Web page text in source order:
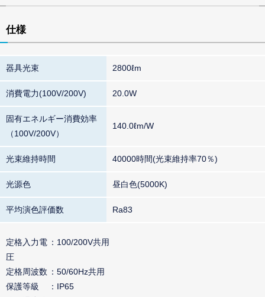
仕様
器具光束 2800ℓm
消費電力(100V/200V) 20.0W
固有エネルギー消費効率
（100V/200V）
140.0ℓm/W
光束維持時間 40000時間(光束維持率70％)
光源色 昼白色(5000K)
平均演色評価数 Ra83
定格入力電
圧
100/200V共用
定格周波数
50/60Hz共用
保護等級
IP65